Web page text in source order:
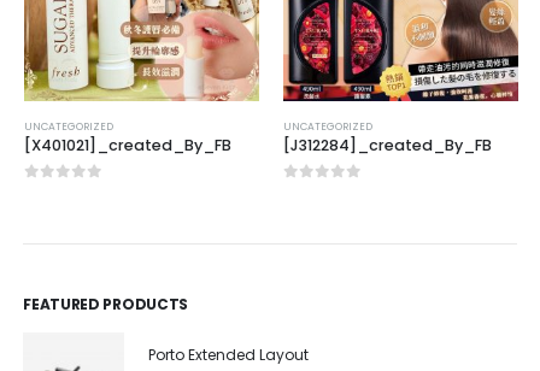
UNCATEGORIZED
[X401021]_created_By_FB
UNCATEGORIZED
[J312284]_created_By_FB
FEATURED PRODUCTS
Porto Extended Layout